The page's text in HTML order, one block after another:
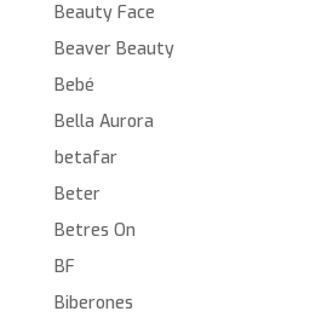
Beauty Face
Beaver Beauty
Bebé
Bella Aurora
betafar
Beter
Betres On
BF
Biberones